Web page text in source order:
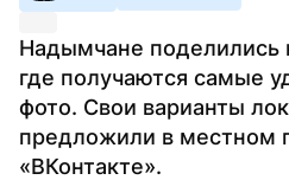
Надымчане поделились
где получаются самые
фото. Свои варианты
предложили в местном
«ВКонтакте».